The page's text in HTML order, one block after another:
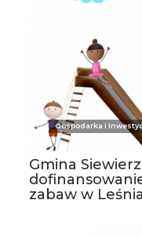
Gospodarka i
Gmina
zabaw w